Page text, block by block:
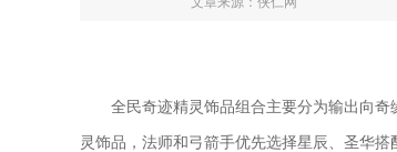
全民奇迹精灵饰品组合主要分为输出向
灵饰品，法师和弓箭手优先选择星辰、圣华